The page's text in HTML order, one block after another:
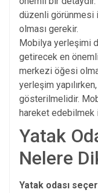
düzenli görünmesi
olması gerekir.
Mobilya yerleşimi
getirecek en
merkezi öğesi
yerleşim
gösterilmelidir.
hareket edebilmek
Yatak
Nelere
Yatak odası